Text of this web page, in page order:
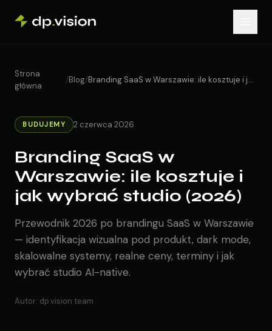
Strona
główna
/Blog/ Branding SaaS w Warszawie: ile kosztuje i jak wybrać studio (2026)
BUDUJEMY 2 czerwca 2026
Branding SaaS w
Warszawie: ile kosztuje i
jak wybrać studio (2026)
Przewodnik 2026 po brandingu SaaS w Warszawie
— identyfikacja wizualna pod produkt, dark mode,
skalowalne systemy, realne ceny, terminy i jak
wybrać studio AI-native.
Autor: dp.vision team